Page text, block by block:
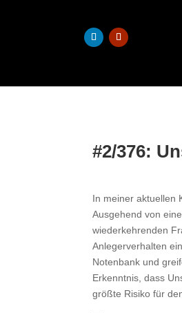
#2/376:
In meiner aktuellen
Ausgehend von
wiederkehrenden
Anlegerverhalten
Notenbank und
Erkenntnis, dass
größte Risiko für